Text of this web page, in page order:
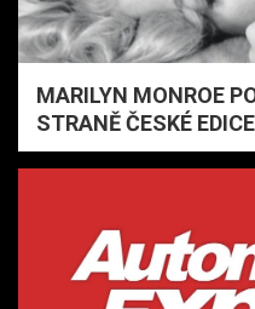
MARILYN MONROE
STRANĚ ČESKÉ